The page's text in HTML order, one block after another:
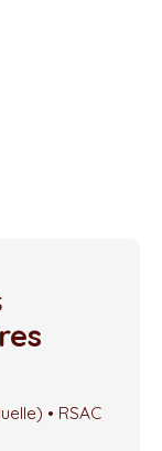
• RSAC